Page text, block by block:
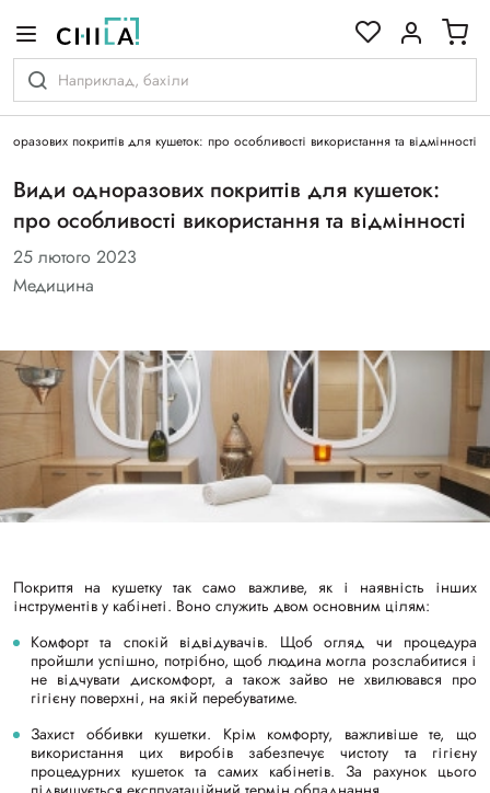
покриттів для кушеток: про особливості використання та відмінності
Види одноразових покриттів для кушеток:
про особливості використання та відмінності
25 лютого 2023
Медицина
Покриття на кушетку так само важливе, як і наявність інших
інструментів у кабінеті. Воно служить двом основним цілям:
Комфорт та спокій відвідувачів. Щоб огляд чи процедура
пройшли успішно, потрібно, щоб людина могла розслабитися і
не відчувати дискомфорт, а також зайво не хвилювався про
гігієну поверхні, на якій перебуватиме.
Захист оббивки кушетки. Крім комфорту, важливіше те, що
використання цих виробів забезпечує чистоту та гігієну
процедурних кушеток та самих кабінетів. За рахунок цього
гамі